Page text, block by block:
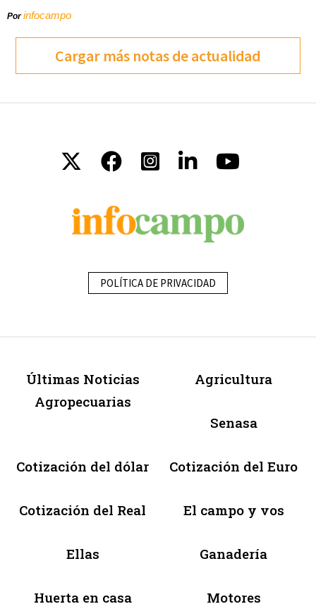
Porinfocampo
Cargar más notas de actualidad
POLÍTICA DE PRIVACIDAD
Últimas Noticias
Agropecuarias
Agricultura
Senasa
Cotización del dólar Cotización del Euro
Cotización del Real El campo y vos
Ellas Ganadería
Huerta en casa Motores